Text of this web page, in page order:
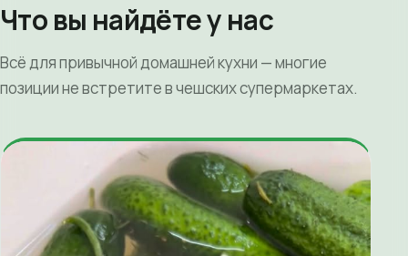
Что вы найдёте у нас
Всё для привычной домашней кухни — многие
позиции не встретите в чешских супермаркетах.